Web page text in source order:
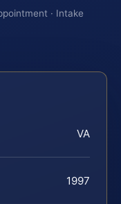
· Intake
VA
1997